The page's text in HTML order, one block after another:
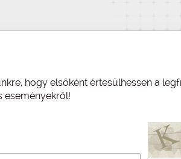
hogy elsőként értesülhessen a
eseményekről!